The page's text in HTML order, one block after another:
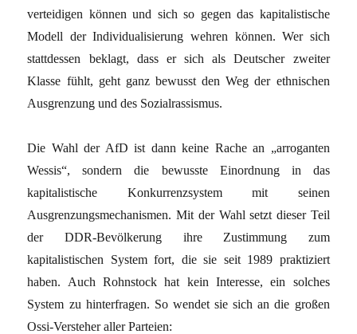
verteidigen können und sich so gegen das kapitalistische
Modell der Individualisierung wehren können. Wer sich
stattdessen beklagt, dass er sich als Deutscher zweiter
Klasse fühlt, geht ganz bewusst den Weg der ethnischen
Ausgrenzung und des Sozialrassismus.
Die Wahl der AfD ist dann keine Rache an „arroganten
Wessis“, sondern die bewusste Einordnung in das
kapitalistische Konkurrenzsystem mit seinen
Ausgrenzungsmechanismen. Mit der Wahl setzt dieser Teil
der DDR-Bevölkerung ihre Zustimmung zum
kapitalistischen System fort, die sie seit 1989 praktiziert
haben. Auch Rohnstock hat kein Interesse, ein solches
System zu hinterfragen. So wendet sie sich an die großen
Ossi-Versteher aller Parteien: